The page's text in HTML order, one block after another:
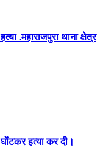
.महाराजपुरा थाना क्षेत्र
हत्या कर दी।